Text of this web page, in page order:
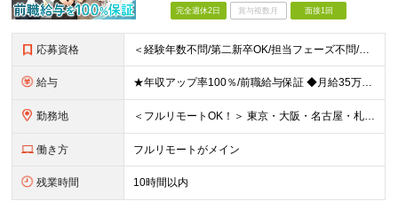
完全週休2日 賞与複数月 面接1回
応募資格 ＜経験年数不問/第二新卒OK/担当フェーズ不問/ブランクOK＞ ◆開発またはインフラに携わった経験がある方（業界・経験年数不問） ◆学歴不問 ＼＼まずは気軽にご応募ください！／／ ★研修明けで数ヶ
給与 ★年収アップ率100％/前職給与保証 ◆月給35万円～110万円＜入社時から年収200万円UP実現多数！還元率80％以上＞ ※上記は最低保証額。経験・年齢・能力などを考慮の上、優遇いたします。 ※上
勤務地 ＜フルリモートOK！＞ 東京・大阪・名古屋・札幌・福岡の本社・支社及び周辺のプロジェクト先（関東・関西・東海・北海道・福岡）での勤務となります。 ※勤務地はお選びいただけます ※希望されない転勤は発
働き方 フルリモートがメイン
残業時間 10時間以内